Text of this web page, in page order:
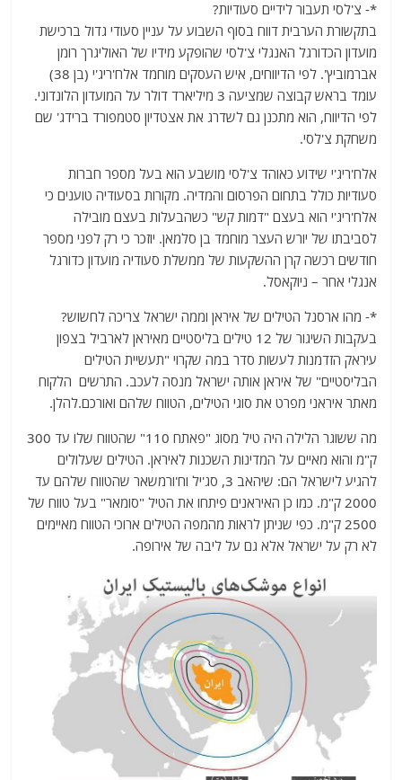
*- צ'לסי תעבור לידיים סעודיות?
בתקשורת הערבית דווח בסוף השבוע על עניין סעודי גדול ברכישת
מועדון הכדורגל האנגלי צ'לסי שהופקע מידיו של האוליגרך רומן
אברמוביץ'. לפי הדיווחים, איש העסקים מוחמד אלח'ריג'י (בן 38)
עומד בראש קבוצה שמציעה 3 מיליארד דולר על המועדון הלונדוני.
לפי הדיווח, הוא מתכנן גם לשדרג את אצטדיון סטמפורד ברידג' שם
משחקת צ'לסי.
אלח'ריג'י שידוע כאוהד צ'לסי מושבע הוא בעל מספר חברות
סעודיות כולל בתחום הפרסום והמדיה. מקורות בסעודיה טוענים כי
אלח'ריג'י הוא בעצם "דמות קש" כשהבעלות בעצם מובילה
לסביבתו של יורש העצר מוחמד בן סלמאן. יוזכר כי רק לפני מספר
חודשים רכשה קרן ההשקעות של ממשלת סעודיה מועדון כדורגל
אנגלי אחר – ניוקאסל.
*- מהו ארסנל הטילים של איראן וממה ישראל צריכה לחשוש?
בעקבות השיגור של 12 טילים בליסטיים מאיראן לארביל בצפון
עיראק הזדמנות לעשות סדר במה שקרוי "תעשיית הטילים
הבליסטיים" של איראן אותה ישראל מנסה לעכב. התרשים הלקוח
מאתר איראני מפרט את סוגי הטילים, הטווח שלהם ואורכם.להלן.
מה ששוגר הלילה היה טיל מסוג "פאתח 110" שהטווח שלו עד 300
ק"מ והוא מאיים על המדינות השכנות לאיראן. הטילים שעלולים
להגיע לישראל הם: שיהאב 3, סג'יל וח'ורמשאר שהטווח שלהם עד
2000 ק"מ. כמו כן האיראנים פיתחו את הטיל "סומאר" בעל טווח של
2500 ק"מ. כפי שניתן לראות מהמפה הטילים ארוכי הטווח מאיימים
לא רק על ישראל אלא גם על ליבה של אירופה.